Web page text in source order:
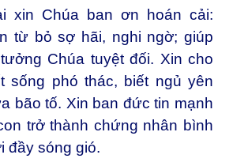
xin Chúa ban ơn hoán cải:
từ bỏ sợ hãi, nghi ngờ; giúp
Chúa tuyệt đối. Xin cho
sống phó thác, biết ngủ yên
bão tố. Xin ban đức tin mạnh
trở thành chứng nhân bình
đầy sóng gió.